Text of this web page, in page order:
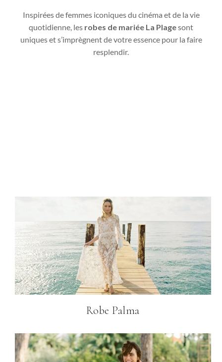
Inspirées de femmes iconiques du cinéma et de la vie
quotidienne, les robes de mariée La Plagesont
uniques et s’imprègnent de votre essence pour la faire
resplendir.
Robe Palma